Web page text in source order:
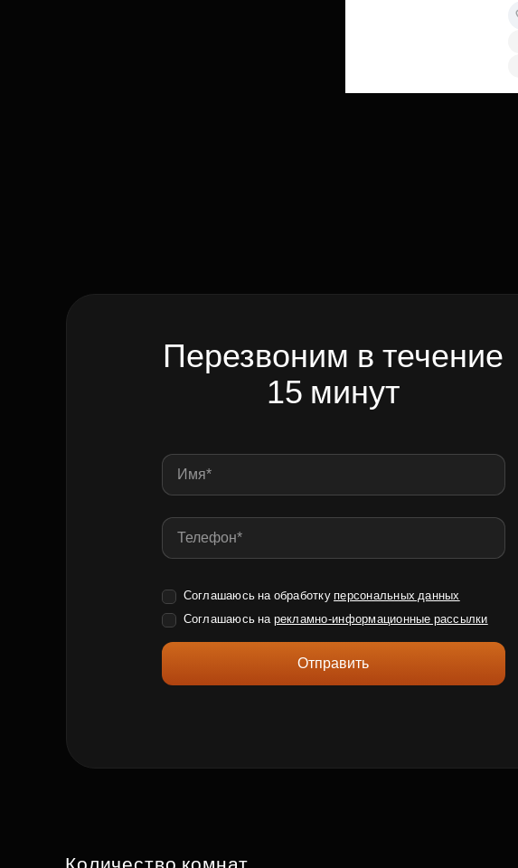
Перезвоним в течение
15 минут
Соглашаюсь на обработку персональных данных
Соглашаюсь на рекламно-информационные рассылки
Отправить